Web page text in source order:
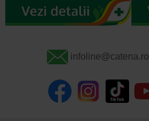
infoline@catena.ro